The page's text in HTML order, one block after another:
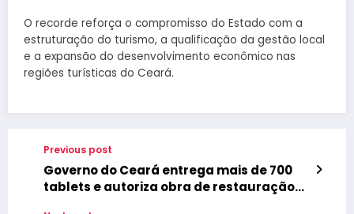
O recorde reforça o compromisso do Estado com a
estruturação do turismo, a qualificação da gestão local
e a expansão do desenvolvimento econômico nas
regiões turísticas do Ceará.
Previous post
Governo do Ceará entrega mais de 700
tablets e autoriza obra de restauração